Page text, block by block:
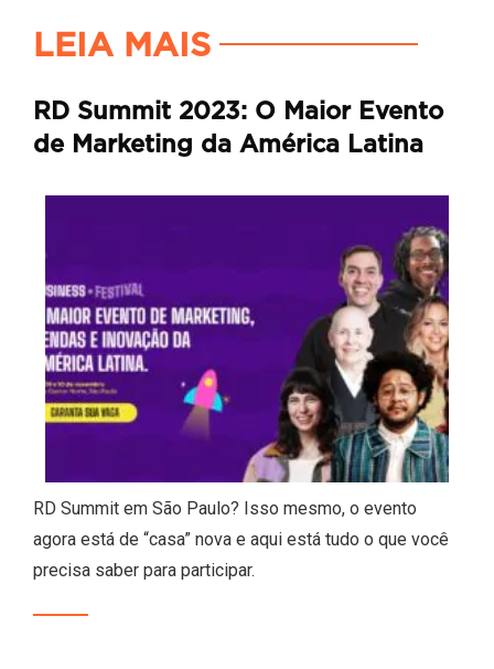
LEIA MAIS
RD Summit 2023: O Maior Evento
de Marketing da América Latina
RD Summit em São Paulo? Isso mesmo, o evento
agora está de “casa” nova e aqui está tudo o que você
precisa saber para participar.